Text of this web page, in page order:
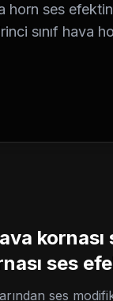
horn ses
sınıf hava
ses
ses